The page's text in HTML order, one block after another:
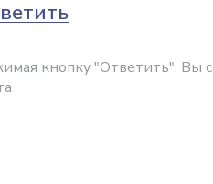
кнопку "Ответить", Вы